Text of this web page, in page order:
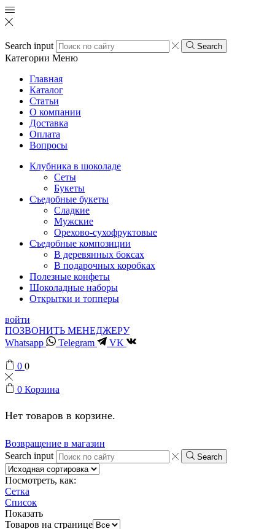
Search input Search
Категории Меню
Главная
Каталог
Статьи
О компании
Доставка
Оплата
Вопросы
Клубника в шоколаде
Сеты
Букеты
Съедобные букеты
Сладкие
Мужские
Орехово-сухофруктовые
Съедобные композиции
В деревянных боксах
В подарочных коробках
Полезные конфеты
Шоколадные наборы
Открытки и топперы
войти
ПОЗВОНИТЬ МЕНЕДЖЕРУ
Whatsapp
Telegram VK
0 0
0 Корзина
Нет товаров в корзине.
Возвращение в магазин
Search input
Search
Посмотреть, как:
Сетка
Список
Показать
Товаров на странице